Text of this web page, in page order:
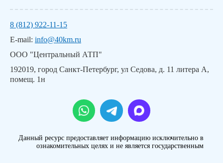
8 (812) 922-11-15
E-mail: info@40km.ru
ООО "Центральный АТП"
192019, город Санкт-Петербург, ул Седова, д. 11 литера А,
помещ. 1н
Данный ресурс предоставляет информацию исключительно в
ознакомительных целях и не является государственным